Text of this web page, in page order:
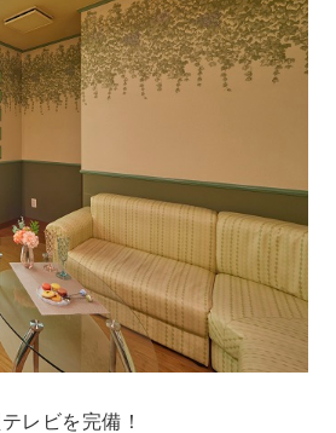
レビを完備！